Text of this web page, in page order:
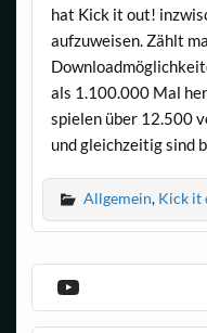
hat Kick it out!
aufzuweisen. Zählt
als 1.100.000 Mal
spielen über 12.500
und gleichzeitig sind
Allgemein, Kick it
YouTube